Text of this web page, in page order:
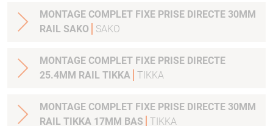
MONTAGE COMPLET FIXE PRISE DIRECTE 30MM
RAIL SAKO
SAKO
MONTAGE COMPLET FIXE PRISE DIRECTE
25.4MM RAIL TIKKA TIKKA
MONTAGE COMPLET FIXE PRISE DIRECTE 30MM
RAIL TIKKA 17MM BAS
TIKKA